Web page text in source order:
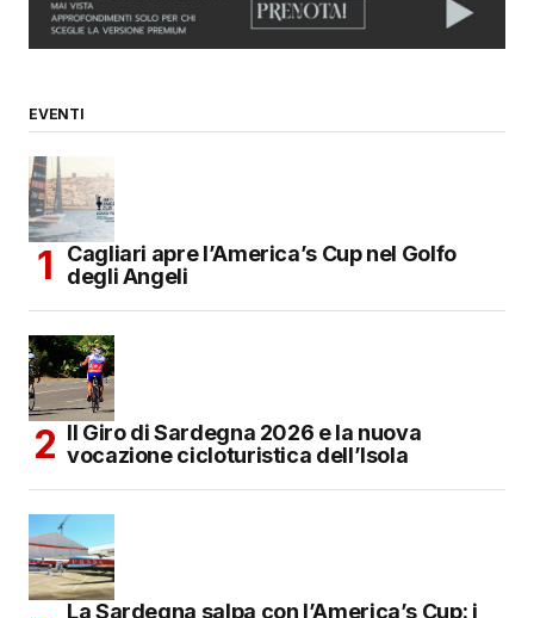
EVENTI
Cagliari apre l’America’s Cup nel Golfo
degli Angeli
Il Giro di Sardegna 2026 e la nuova
vocazione cicloturistica dell’Isola
La Sardegna salpa con l’America’s Cup: i